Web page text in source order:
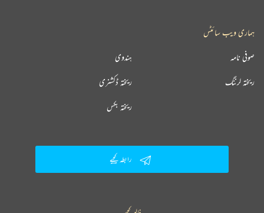
ہماری ویب سائٹس
ہندوی صوفی نامہ
ریختہ ڈکشنری ریختہ لرننگ
ریختہ بکس
رابطہ کیجیے